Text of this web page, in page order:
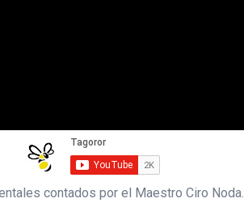
contados por el Maestro Ciro Noda.